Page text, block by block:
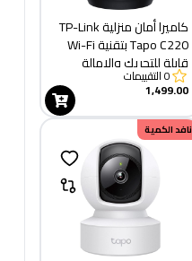
كاميرا أمان منزلية TP-Link
Tapo C220 بتقنية Wi-Fi
قابلة للتحريك والإمالة
0التقييمات
1,499.00
نافد الكمية